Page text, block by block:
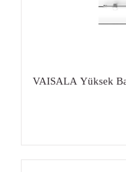
VAISALA Yüksek